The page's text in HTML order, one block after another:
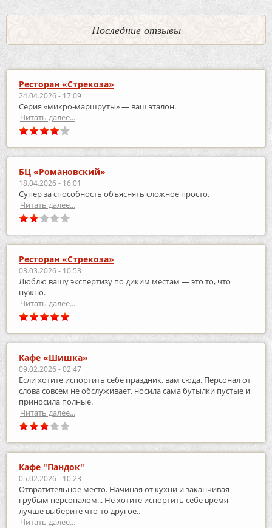
Последние отзывы
Ресторан «Стрекоза»
24.04.2026 - 17:09
Серия «микро‑маршруты» — ваш эталон.
Читать далее...
БЦ «Романовский»
18.04.2026 - 16:01
Супер за способность объяснять сложное просто.
Читать далее...
Ресторан «Стрекоза»
03.03.2026 - 10:53
Люблю вашу экспертизу по диким местам — это то, что
нужно.
Читать далее...
Кафе «Шишка»
09.02.2026 - 02:47
Если хотите испортить себе праздник, вам сюда. Персонал от
слова совсем не обслуживает, носила сама бутылки пустые и
приносила полные.
Читать далее...
Кафе "Пандок"
05.02.2026 - 10:23
Отвратительное место. Начиная от кухни и заканчивая
грубым персоналом... Не хотите испортить себе время-
лучше выберите что-то другое..
Читать далее...